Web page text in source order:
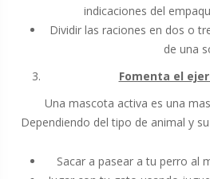
indicaciones del
Dividir las raciones en dos o
de una
Fomenta el
Una mascota activa es una
Dependiendo del tipo de animal y
Sacar a pasear a tu perro al